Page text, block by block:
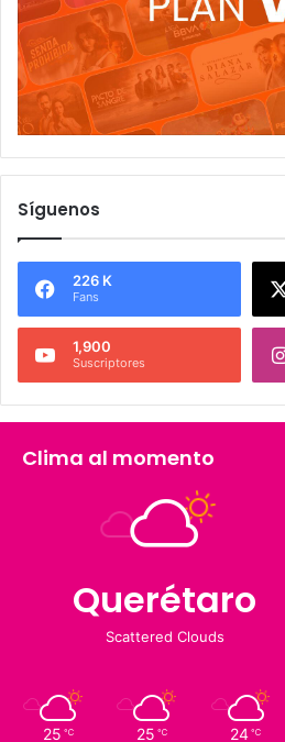
Síguenos
226 K
Fans
1,900
Suscriptores
Clima al momento
Querétaro
Scattered Clouds
25 ℃ 25 ℃ 24 ℃